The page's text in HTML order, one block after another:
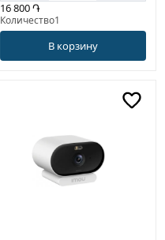
16 800 ֏
Количество1
В корзину